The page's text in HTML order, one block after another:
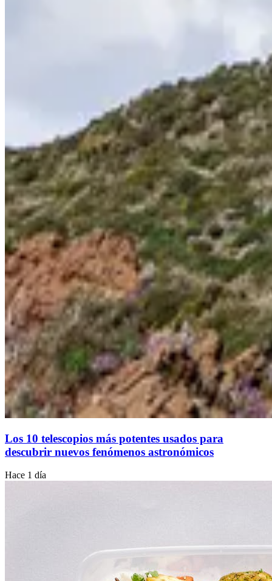
Los 10 telescopios más potentes usados para
descubrir nuevos fenómenos astronómicos
Hace 1 día